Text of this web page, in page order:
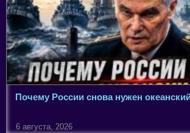
Почему России снова нужен
6 августа, 2026